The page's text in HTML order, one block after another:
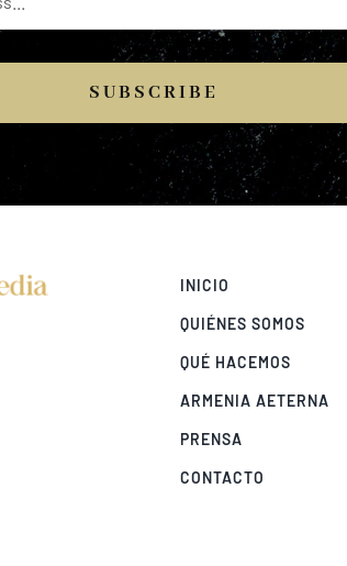
SUBSCRIBE
INICIO
QUIÉNES SOMOS
QUÉ HACEMOS
ARMENIA AETERNA
PRENSA
CONTACTO